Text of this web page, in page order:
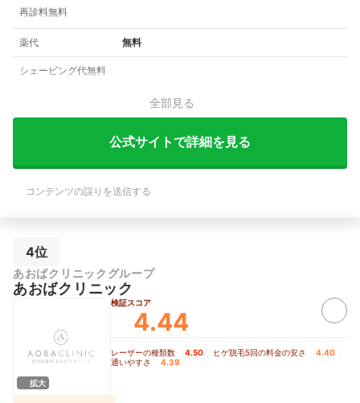
再診料無料
薬代 無料
シェービング代無料
全部見る
公式サイトで詳細を見る
コンテンツの誤りを送信する
4位
あおばクリニックグループ
あおばクリニック
拡大
検証スコア
4.44
レーザーの種類数 4.50 ヒゲ脱毛5回の料金の安さ 4.40
通いやすさ 4.39